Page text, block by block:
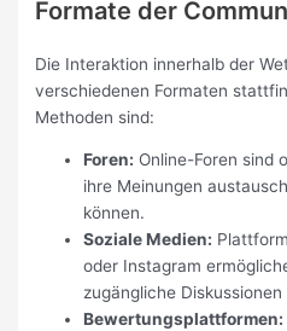
Formate der
Die Interaktion innerhalb der
verschiedenen Formaten
Methoden sind:
Foren: Online-Foren sind
ihre Meinungen
können.
Soziale Medien:
oder Instagram
zugängliche
Bewertungsplattformen: